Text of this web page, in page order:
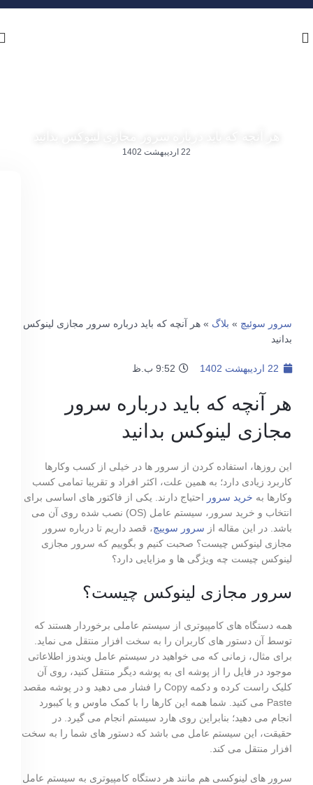
22 اردیبهشت 1402
سرور سوئیچ » بلاگ » هر آنچه که باید درباره سرور مجازی لینوکس
بدانید
22 اردیبهشت 1402 9:52 ب.ظ
هر آنچه که باید درباره سرور
مجازی لینوکس بدانید
این روزها، استفاده کردن از سرور ها در خیلی از کسب ‌وکارها
کاربرد زیادی دارد؛ به ‌همین ‌علت، اکثر افراد و تقریبا تمامی کسب ‌
وکارها به خرید سرور احتیاج دارند. یکی از فاکتور های اساسی برای
انتخاب و خرید سرور، سیستم ‌عامل (OS) نصب‌ شده روی آن می
باشد. در این مقاله از سرور سوییچ، قصد داریم تا درباره سرور
مجازی لینوکس چیست؟ صحبت کنیم و بگوییم که سرور مجازی
لینوکس چیست چه ویژگی ها و مزایایی دارد؟
سرور مجازی لینوکس چیست؟
همه دستگاه ‌های کامپیوتری از سیستم ‌عاملی برخوردار هستند که
توسط آن دستور های کاربران را به سخت ‌افزار منتقل می نماید.
برای مثال، زمانی که می خواهید در سیستم ‌عامل ویندوز اطلاعاتی
موجود در فایل را از پوشه‌ ای به پوشه دیگر منتقل کنید، روی آن
کلیک ‌راست کرده و دکمه Copy را فشار می دهید و در پوشه مقصد
Paste می کنید. شما همه این کارها را با کمک ماوس و یا کیبورد
انجام می دهید؛ بنابراین روی هارد سیستم انجام می گیرد. در
حقیقت، این سیستم‌ عامل می باشد که دستور های شما را به سخت‌
افزار منتقل می کند.
سرور های لینوکسی هم مانند هر دستگاه کامپیوتری به سیستم ‌عامل